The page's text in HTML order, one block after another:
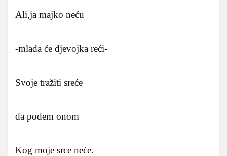
Ali,ja majko neću
-mlada će djevojka reći-
Svoje tražiti sreće
da pođem onom
Kog moje srce neće.